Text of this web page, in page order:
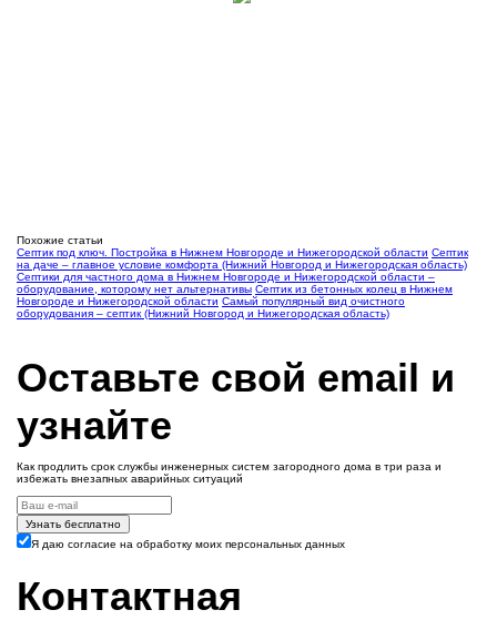
Похожие статьи
Септик под ключ. Постройка в Нижнем Новгороде и Нижегородской области Септик
на даче – главное условие комфорта (Нижний Новгород и Нижегородская область)
Септики для частного дома в Нижнем Новгороде и Нижегородской области –
оборудование, которому нет альтернативы Септик из бетонных колец в Нижнем
Новгороде и Нижегородской области Самый популярный вид очистного
оборудования – септик (Нижний Новгород и Нижегородская область)
Оставьте свой email и
узнайте
Как продлить срок службы инженерных систем загородного дома в три раза и
избежать внезапных аварийных ситуаций
Узнать бесплатно
Я даю согласие на обработку моих персональных данных
Контактная